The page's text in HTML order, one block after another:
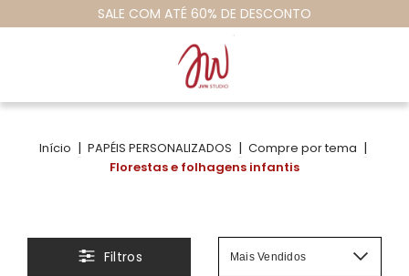
#vamosempapelaromundo
Início | PAPÉIS PERSONALIZADOS | Compre por tema |
Florestas e folhagens infantis
Filtros